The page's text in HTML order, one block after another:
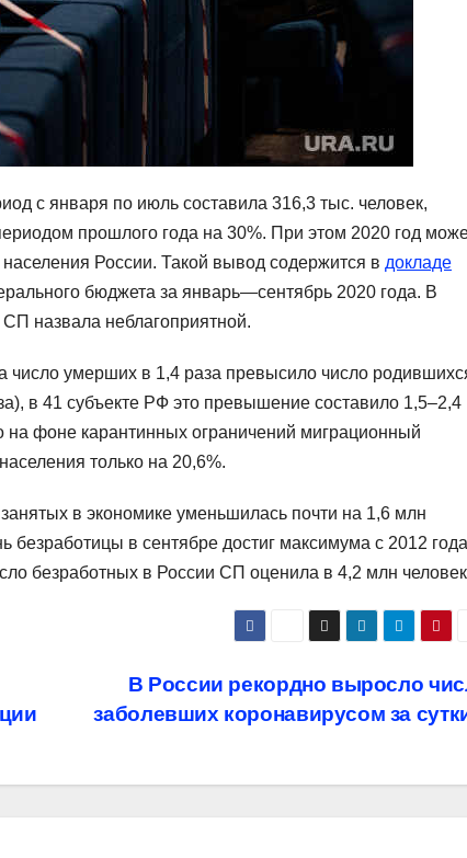
с января по июль составила 316,3 тыс. человек,
прошлого года на 30%. При этом 2020 год
России. Такой вывод содержится в докладе
бюджета за январь—сентябрь 2020 года. В
назвала неблагоприятной.
умерших в 1,4 раза превысило число
в 41 субъекте РФ это превышение составило 1,5–2,4
на фоне карантинных ограничений миграционный
только на 20,6%.
в экономике уменьшилась почти на 1,6 млн
безработицы в сентябре достиг максимума с 2012
безработных в России СП оценила в 4,2 млн
В России рекордно выросло
заболевших коронавирусом за